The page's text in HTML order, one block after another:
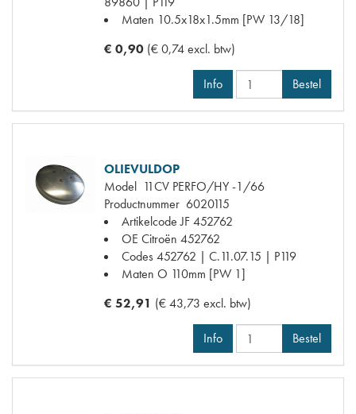
Maten 10.5x18x1.5mm [PW 13/18]
€ 0,90 (€ 0,74 excl. btw)
Info Bestel
OLIEVULDOP
Model 11CV PERFO/HY -1/66
Productnummer 6020115
Artikelcode JF452762
OE Citroën 452762
Codes452762 | C.11.07.15 | P119
Maten O 110mm [PW 1]
€ 52,91 (€ 43,73 excl. btw)
Info Bestel